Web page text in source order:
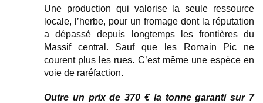
Une production qui valorise la seule ressource
locale, l’herbe, pour un fromage dont la réputation
a dépassé depuis longtemps les frontières du
Massif central. Sauf que les Romain Pic ne
courent plus les rues. C’est même une espèce en
voie de raréfaction.
Outre un prix de 370 € la tonne garanti sur 7